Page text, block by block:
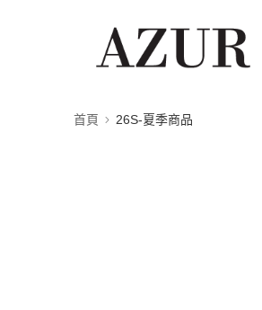
首頁 26S-夏季商品